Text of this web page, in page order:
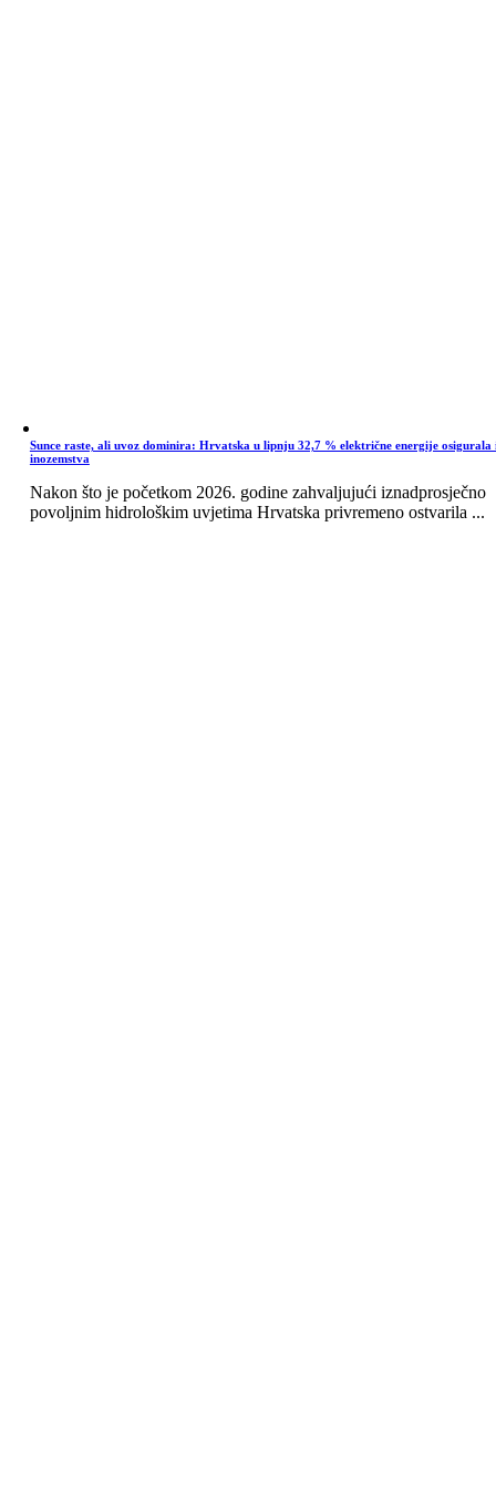
Sunce raste, ali uvoz dominira: Hrvatska u lipnju 32,7 % električne energije osigurala
inozemstva
Nakon što je početkom 2026. godine zahvaljujući iznadprosječno
povoljnim hidrološkim uvjetima Hrvatska privremeno ostvarila ...